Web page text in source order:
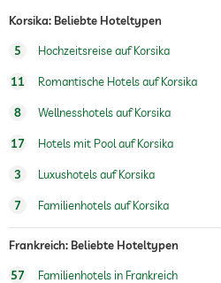
Pool beheizt
Wassersportmöglichkeiten
Angeln
Kanufahren
Korsika: Beliebte Hoteltypen
5 Hochzeitsreise auf Korsika
11 Romantische Hotels auf Korsika
8 Wellnesshotels auf Korsika
17 Hotels mit Pool auf Korsika
3 Luxushotels auf Korsika
7 Familienhotels auf Korsika
Frankreich: Beliebte Hoteltypen
57 Familienhotels in Frankreich